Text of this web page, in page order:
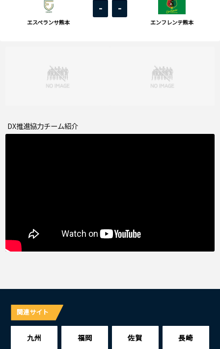
エスペランサ熊本
- -
エンフレンテ熊本
DX推進協力チーム紹介
関連サイト
九州 福岡 佐賀 長崎